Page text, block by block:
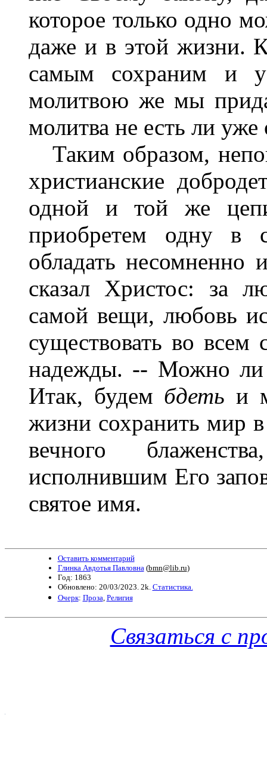
которое только одно
даже и в этой жизни.
самым сохраним и
молитвою же мы
молитва не есть ли уже
Таким образом,
христианские
одной и той же
приобретем одну в
обладать
сказал Христос: за
самой вещи, любовь
существовать во всем
надежды. -- Можно ли
Итак, будем бдеть и
жизни сохранить мир
вечного
исполнившим Его
святое имя.
Оставить комментарий
Глинка Авдотья Павловна(bmn@lib.ru)
Год: 1863
Обновлено: 20/03/2023. 2k. Статистика.
Очерк: Проза, Религия
Связаться с